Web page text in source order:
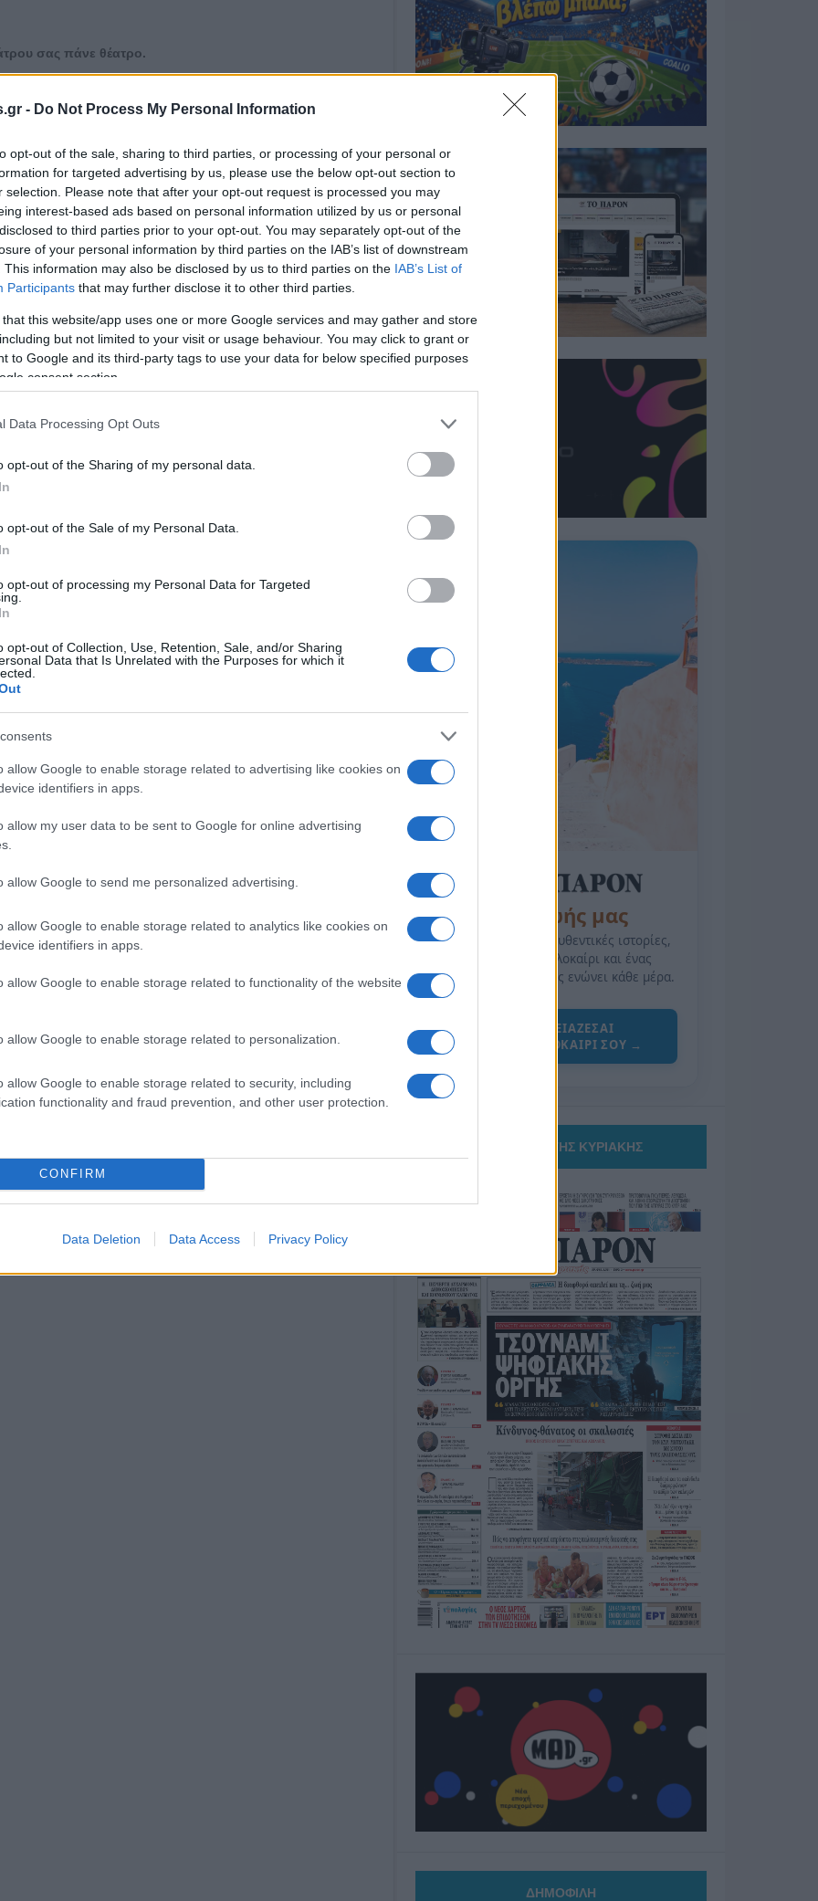
- Do Not Process My Personal Information
opt-out of the sale, sharing to third parties, or processing of your personal or
for targeted advertising by us, please use the below opt-out section to
selection. Please note that after your opt-out request is processed you may
interest-based ads based on personal information utilized by us or personal
to third parties prior to your opt-out. You may separately opt-out of the
of your personal information by third parties on the IAB’s list of downstream
This information may also be disclosed by us to third parties on the IAB’s List of
Participants that may further disclose it to other third parties.
that this website/app uses one or more Google services and may gather and store
but not limited to your visit or usage behaviour. You may click to grant or
to Google and its third-party tags to use your data for below specified purposes
consent section.
Data Processing Opt Outs
opt-out of the Sharing of my personal data.
opt-out of the Sale of my Personal Data.
opt-out of processing my Personal Data for Targeted
opt-out of Collection, Use, Retention, Sale, and/or Sharing
Data that Is Unrelated with the Purposes for which it
allow Google to enable storage related to advertising like cookies on
identifiers in apps.
allow my user data to be sent to Google for online advertising
allow Google to send me personalized advertising.
allow Google to enable storage related to analytics like cookies on
identifiers in apps.
allow Google to enable storage related to functionality of the website
allow Google to enable storage related to personalization.
allow Google to enable storage related to security, including
functionality and fraud prevention, and other user protection.
CONFIRM
Data Deletion Data Access Privacy Policy
σας πάνε θέατρο.
τους Κ. Δαλαμάγκα, Η. Κισσανδράκη, Μ. Κωνσταντά, Γ.
των 2€.
28 Οκτωβρίου την εφημερίδα
που
της Ζωής μας
Οι άνθρωποι, οι αυθεντικές ιστορίες,
το ελληνικό καλοκαίρι και ένας
πολιτισμός που μας ενώνει κάθε μέρα.
ΟΣΑ ΧΡΕΙΑΖΕΣΑΙ
ΓΙΑ ΤΟ ΚΑΛΟΚΑΙΡΙ ΣΟΥ →
ΤΟ ΠΑΡΟΝ ΤΗΣ ΚΥΡΙΑΚΗΣ
ΔΗΜΟΦΙΛΗ